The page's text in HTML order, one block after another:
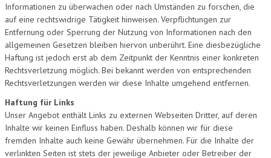
Informationen zu überwachen oder nach Umständen zu forschen, die
auf eine rechtswidrige Tätigkeit hinweisen. Verpflichtungen zur
Entfernung oder Sperrung der Nutzung von Informationen nach den
allgemeinen Gesetzen bleiben hiervon unberührt. Eine diesbezügliche
Haftung ist jedoch erst ab dem Zeitpunkt der Kenntnis einer konkreten
Rechtsverletzung möglich. Bei bekannt werden von entsprechenden
Rechtsverletzungen werden wir diese Inhalte umgehend entfernen.
Haftung für Links
Unser Angebot enthält Links zu externen Webseiten Dritter, auf deren
Inhalte wir keinen Einfluss haben. Deshalb können wir für diese
fremden Inhalte auch keine Gewähr übernehmen. Für die Inhalte der
verlinkten Seiten ist stets der jeweilige Anbieter oder Betreiber der